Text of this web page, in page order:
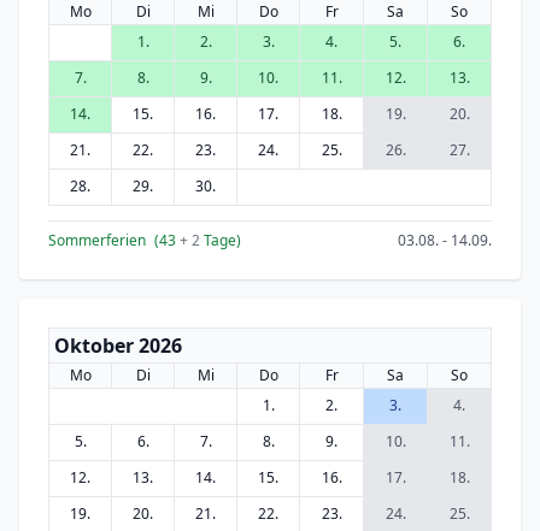
Mo Di Mi Do Fr Sa
So
1.
2. 3. 4. 5.
6.
7.
8. 9. 10. 11. 12.
13.
14.
15. 16. 17. 18. 19.
20.
21.
22. 23. 24. 25. 26.
27.
28.
29. 30.
Sommerferien (43+ 2Tage) 03.08. - 14.09.
Oktober 2026
Mo Di Mi Do Fr Sa
So
1.
2. 3.
4.
5.
6. 7. 8. 9. 10.
11.
12.
13. 14. 15. 16. 17.
18.
19.
20. 21. 22. 23. 24.
25.